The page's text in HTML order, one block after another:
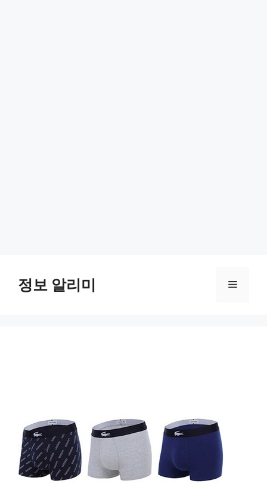
content정보 알리미 Menu